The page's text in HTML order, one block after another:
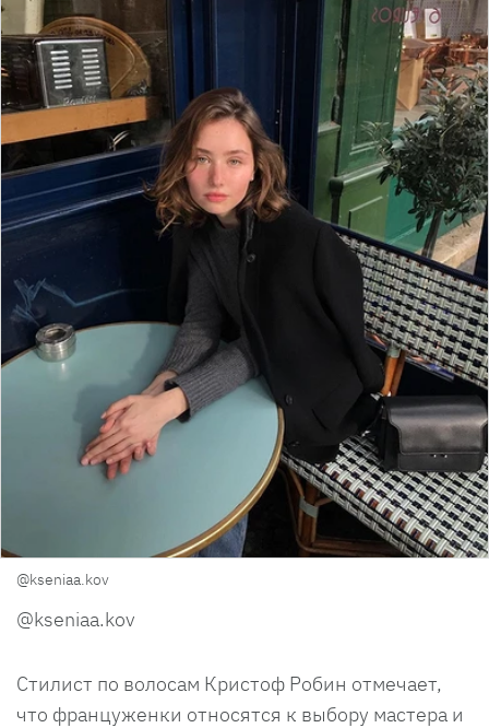
@kseniaa.kov
@kseniaa.kov
Стилист по волосам Кристоф Робин отмечает,
что француженки относятся к выбору мастера и